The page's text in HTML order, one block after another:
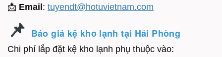
📩 Email: tuyendt@hotuvietnam.com
📌 Báo giá kệ kho lạnh tại Hải Phòng
Chi phí lắp đặt kệ kho lạnh phụ thuộc vào: